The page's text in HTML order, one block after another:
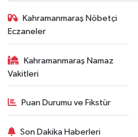
Kahramanmaraş Nöbetçi
Eczaneler
Kahramanmaraş Namaz
Vakitleri
Puan Durumu ve Fikstür
Son Dakika Haberleri